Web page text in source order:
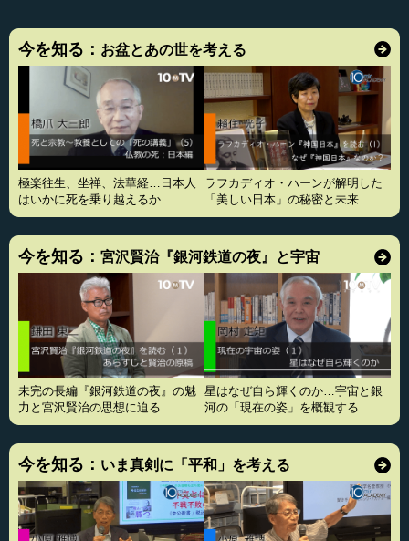
今を知る： お盆とあの世を考える
極楽往生、坐禅、法華経…日本人
はいかに死を乗り越えるか
ラフカディオ・ハーンが解明した
「美しい日本」の秘密と未来
今を知る： 宮沢賢治『銀河鉄道の夜』と宇宙
未完の長編『銀河鉄道の夜』の魅
力と宮沢賢治の思想に迫る
星はなぜ自ら輝くのか…宇宙と銀
河の「現在の姿」を概観する
今を知る： いま真剣に「平和」を考える